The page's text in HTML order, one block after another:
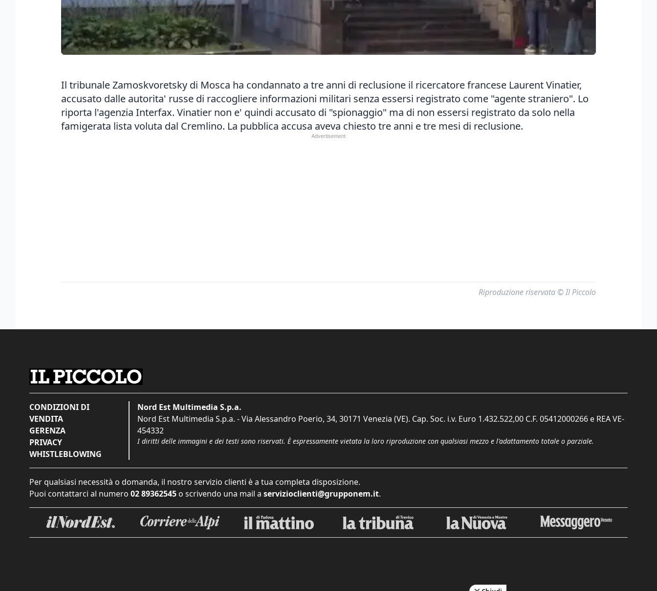
Il tribunale Zamoskvoretsky di Mosca ha condannato a tre anni di reclusione il ricercatore francese Laurent Vinatier,
accusato dalle autorita' russe di raccogliere informazioni militari senza essersi registrato come "agente straniero". Lo
riporta l'agenzia Interfax. Vinatier non e' quindi accusato di "spionaggio" ma di non essersi registrato da solo nella
famigerata lista voluta dal Cremlino. La pubblica accusa aveva chiesto tre anni e tre mesi di reclusione.
Riproduzione riservata © Il Piccolo
CONDIZIONI DI
VENDITA
GERENZA
PRIVACY
WHISTLEBLOWING
Nord Est Multimedia S.p.a.
Nord Est Multimedia S.p.a. - Via Alessandro Poerio, 34, 30171 Venezia (VE). Cap. Soc. i.v. Euro 1.432.522,00 C.F. 05412000266 e REA VE-
454332
I diritti delle immagini e dei testi sono riservati. È espressamente vietata la loro riproduzione con qualsiasi mezzo e l'adattamento totale o parziale.
Per qualsiasi necessità o domanda, il nostro servizio clienti è a tua completa disposizione.
Puoi contattarci al numero 02 89362545 o scrivendo una mail a servizioclienti@grupponem.it.